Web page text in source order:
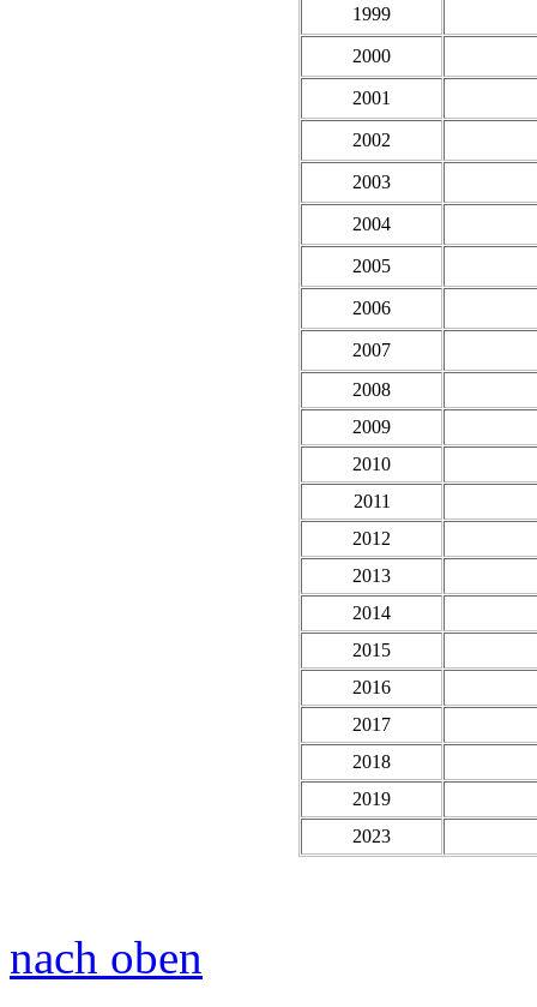
1999
2000
2001
2002
2003
2004
2005
2006
2007
2008
2009
2010
2011
2012
2013
2014
2015
2016
2017
2018
2019
2023
nach oben